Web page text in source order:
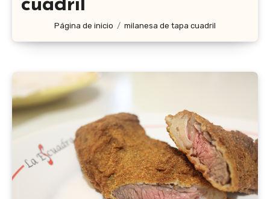
cuadril
Página de inicio milanesa de tapa cuadril